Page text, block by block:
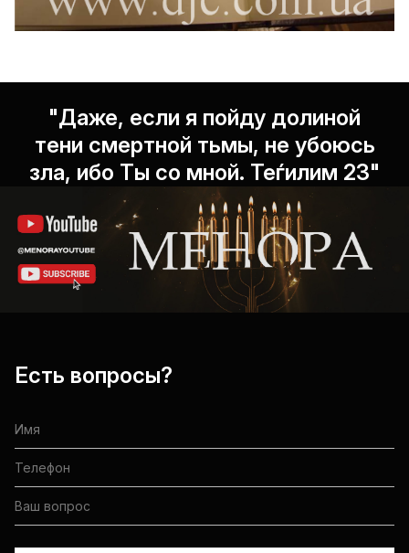
"Даже, если я пойду долиной
тени смертной тьмы, не убоюсь
зла, ибо Ты со мной. Теѓилим 23"
Есть вопросы?